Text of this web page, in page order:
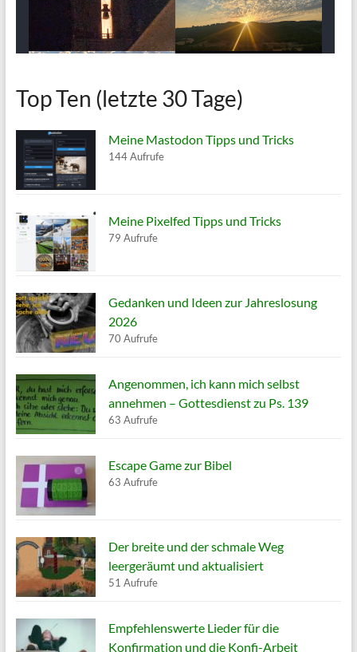
Top Ten (letzte 30 Tage)
Meine Mastodon Tipps und Tricks
144 Aufrufe
Meine Pixelfed Tipps und Tricks
79 Aufrufe
Gedanken und Ideen zur Jahreslosung
2026
70 Aufrufe
Angenommen, ich kann mich selbst
annehmen – Gottesdienst zu Ps. 139
63 Aufrufe
Escape Game zur Bibel
63 Aufrufe
Der breite und der schmale Weg
leergeräumt und aktualisiert
51 Aufrufe
Empfehlenswerte Lieder für die
Konfirmation und die Konfi-Arbeit